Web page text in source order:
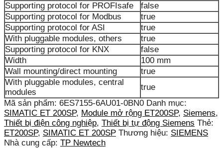
Supporting protocol for PROFIsafe
false
Supporting protocol for Modbus
true
Supporting protocol for ASI
true
With pluggable modules, others
true
Supporting protocol for KNX
false
Width
100 mm
Wall mounting/direct mounting
true
With pluggable modules, central
modules
true
Mã sản phẩm: 6ES7155-6AU01-0BN0 Danh mục:
SIMATIC ET 200SP, Module mở rộng ET200SP, Siemens,
Thiết bị điện công nghiệp, Thiết bị tự động Siemens Thẻ:
ET200SP, SIMATIC ET 200SP Thương hiệu: SIEMENS
Nhà cung cấp: TP Newtech